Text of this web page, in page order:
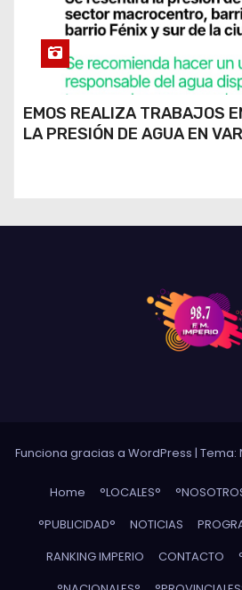
EMOS REALIZA TRABAJOS
LA PRESIÓN DE AGUA EN
Funciona gracias a WordPress | Tema:
Home °LOCALES°
°PUBLICIDAD°
NOTICIAS
RANKING IMPERIO
CONTACTO